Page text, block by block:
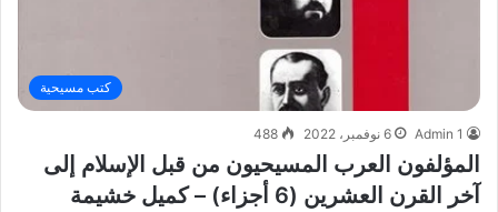
كتب مسيحية
Admin 1 6 نوفمبر، 2022 488
المؤلفون العرب المسيحيون من قبل الإسلام إلى
آخر القرن العشرين (6 أجزاء) – كميل خشيمة